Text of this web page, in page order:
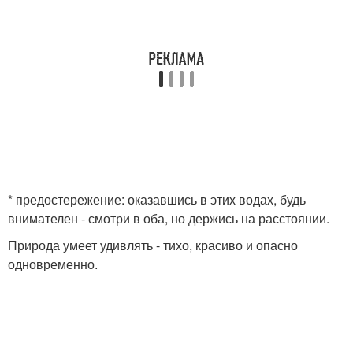
* предостережение: оказавшись в этих водах, будь
внимателен - смотри в оба, но держись на расстоянии.
Природа умеет удивлять - тихо, красиво и опасно
одновременно.